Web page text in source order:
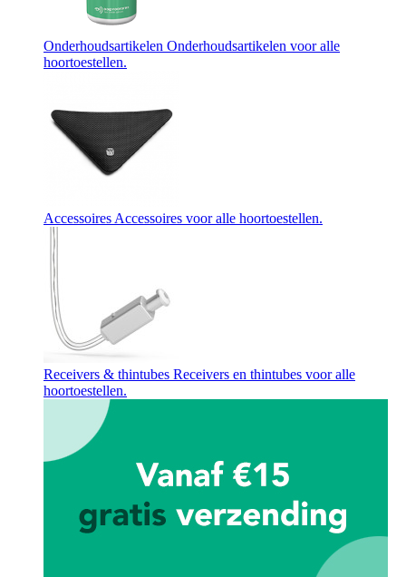
Onderhoudsartikelen Onderhoudsartikelen voor alle
hoortoestellen.
Accessoires Accessoires voor alle hoortoestellen.
Receivers & thintubes Receivers en thintubes voor alle
hoortoestellen.